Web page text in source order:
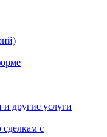
и другие услуги
с